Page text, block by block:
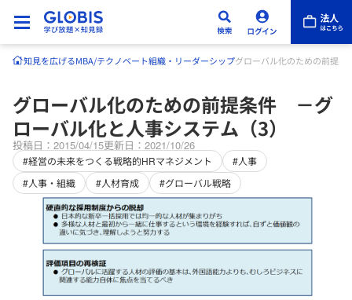
知見を広げるMBA/テクノベート組織・リーダーシップグローバル化のための前提
グローバル化のための前提条件 －グ
ローバル化と人事システム（3）
投稿日：2015/04/15更新日：2021/10/26
#経営の未来をつくる戦略的HRマネジメント
#人事
#人事・組織
#人材育成 #グローバル戦略